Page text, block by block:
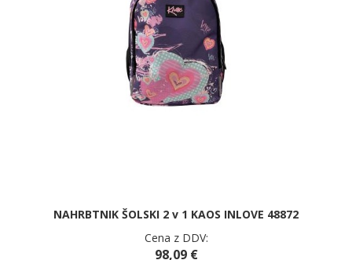
NAHRBTNIK ŠOLSKI 2 v 1 KAOS INLOVE 48872
Cena z DDV:
98,09 €